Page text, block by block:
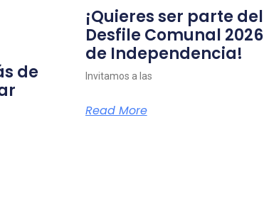
de
¡Quieres ser parte del
Desfile Comunal 2026
de Independencia!
Invitamos a las
Read More